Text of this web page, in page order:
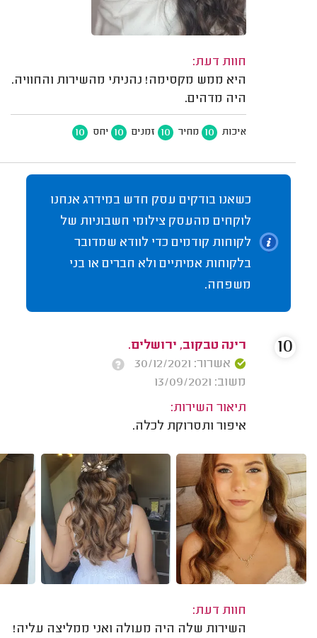
חוות דעת:
היא ממש מקסימה! נהניתי מהשירות והחוויה.
היה מדהים.
איכות 10 מחיר 10 זמנים 10 יחס 10
כשאנו בודקים עסק חדש במידרג אנחנו
לוקחים מהעסק צילומי חשבוניות של
לקוחות קודמים כדי לוודא שמדובר
בלקוחות אמיתיים ולא חברים או בני
משפחה.
רינה טבקוב, ירושלים.
אשרור: 30/12/2021
משוב: 13/09/2021
תיאור השירות:
איפור ותסרוקת לכלה.
חוות דעת:
השירות שלה היה מעולה ואני ממליצה עליה!
10